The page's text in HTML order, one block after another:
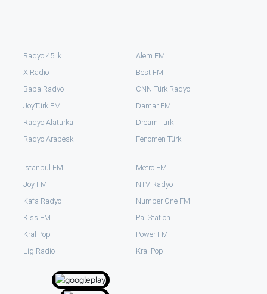
Radyo 45lik
X Radio
Baba Radyo
JoyTürk FM
Radyo Alaturka
Radyo Arabesk
Alem FM
Best FM
CNN Türk Radyo
Damar FM
Dream Türk
Fenomen Türk
İstanbul FM
Joy FM
Kafa Radyo
Kiss FM
Kral Pop
⁠Lig Radio
Metro FM
NTV Radyo
Number One FM
Pal Station
Power FM
Kral Pop